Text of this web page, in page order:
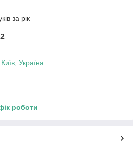
за рік
Україна
роботи